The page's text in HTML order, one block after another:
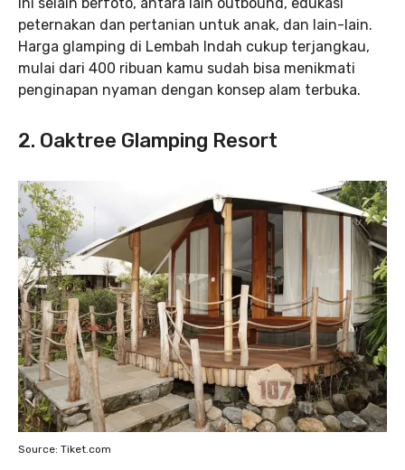
peternakan dan pertanian untuk anak, dan lain-lain.
Harga glamping di Lembah Indah cukup terjangkau,
mulai dari 400 ribuan kamu sudah bisa menikmati
penginapan nyaman dengan konsep alam terbuka.
2. Oaktree Glamping Resort
Source: Tiket.com